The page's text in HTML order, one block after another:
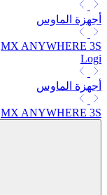
أجهزة الماوس
MX ANYWHERE 3S
Logi
أجهزة الماوس
MX ANYWHERE 3S